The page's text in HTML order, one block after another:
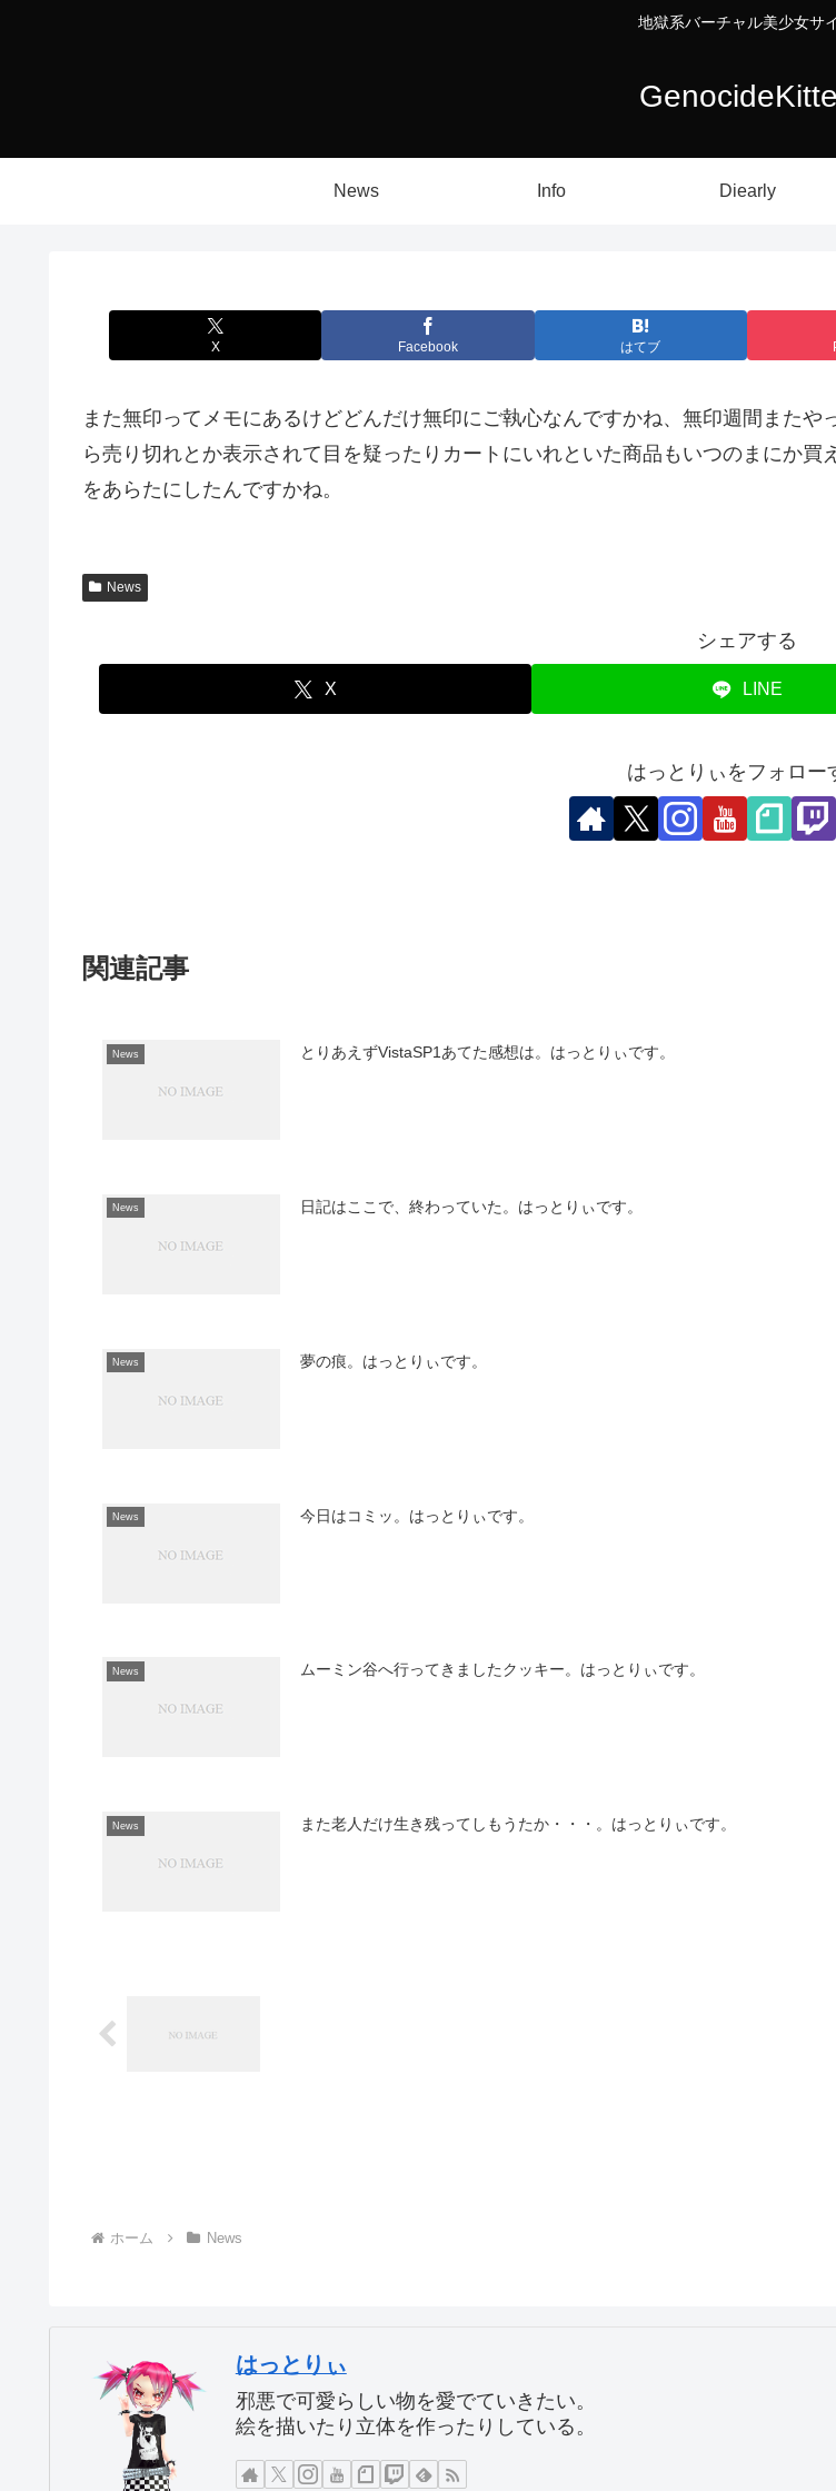
地獄系バーチャル美少女サ
News Info Diearly
X Facebook はてブ
また無印ってメモにあるけどどんだけ無印にご執心なんですかね、無印週間また
ら売り切れとか表示されて目を疑ったりカートにいれといた商品もいつのまにか
をあらたにしたんですかね。
News
シェアする
X LINE
はっとりぃをフォロー
関連記事
News とりあえずVistaSP1あてた感想は。はっとりぃです。
News 日記はここで、終わっていた。はっとりぃです。
News 夢の痕。はっとりぃです。
News 今日はコミッ。はっとりぃです。
News ムーミン谷へ行ってきましたクッキー。はっとりぃです。
News また老人だけ生き残ってしもうたか・・・。はっとりぃです。
ホーム News
はっとりぃ
邪悪で可愛らしい物を愛でていきたい。
絵を描いたり立体を作ったりしている。